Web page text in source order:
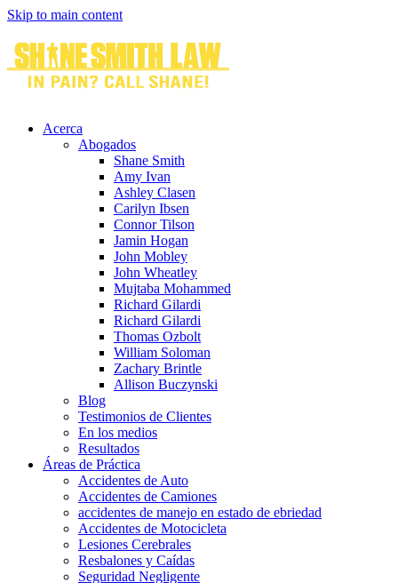
Skip to main content
Acerca
Abogados
Shane Smith
Amy Ivan
Ashley Clasen
Carilyn Ibsen
Connor Tilson
Jamin Hogan
John Mobley
John Wheatley
Mujtaba Mohammed
Richard Gilardi
Richard Gilardi
Thomas Ozbolt
William Soloman
Zachary Brintle
Allison Buczynski
Blog
Testimonios de Clientes
En los medios
Resultados
Áreas de Práctica
Accidentes de Auto
Accidentes de Camiones
accidentes de manejo en estado de ebriedad
Accidentes de Motocicleta
Lesiones Cerebrales
Resbalones y Caídas
Seguridad Negligente